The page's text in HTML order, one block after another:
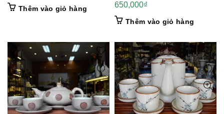
Thêm vào giỏ hàng 650,000₫
Thêm vào giỏ hàng